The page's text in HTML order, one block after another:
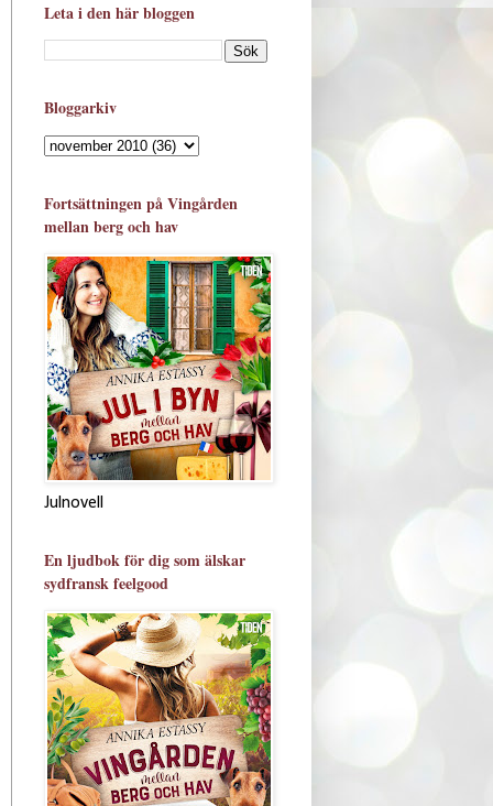
Leta i den här bloggen
Bloggarkiv
Fortsättningen på Vingården
mellan berg och hav
Julnovell
En ljudbok för dig som älskar
sydfransk feelgood